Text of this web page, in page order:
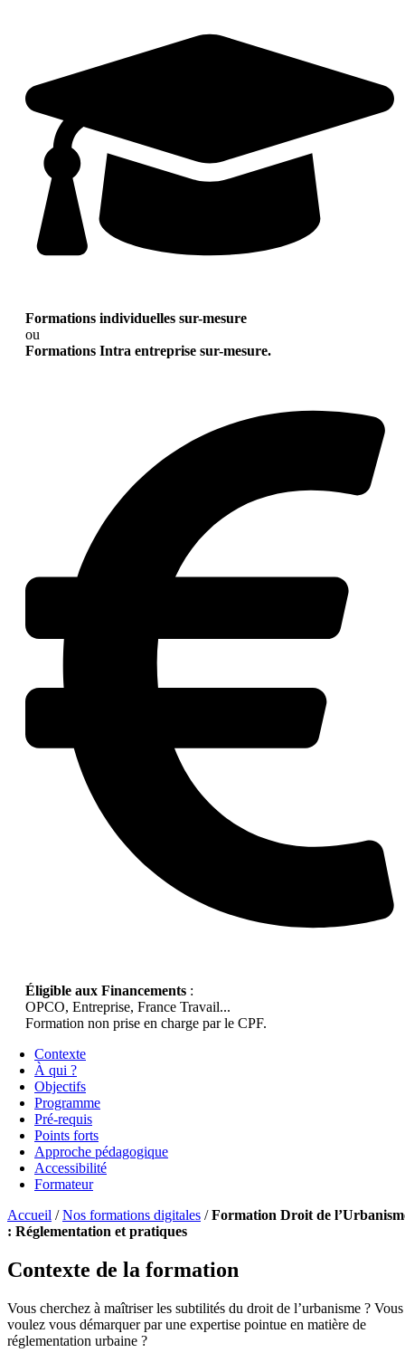
Formations individuelles sur-mesure
ou
Formations Intra entreprise sur-mesure.
Éligible aux Financements :
OPCO, Entreprise, France Travail...
Formation non prise en charge par le CPF.
Contexte
À qui ?
Objectifs
Programme
Pré-requis
Points forts
Approche pédagogique
Accessibilité
Formateur
Accueil /Nos formations digitales /Formation Droit de
: Réglementation et pratiques
Contexte de la formation
Vous cherchez à maîtriser les subtilités du droit de l’urbanisme ? Vous
voulez vous démarquer par une expertise pointue en matière de
réglementation urbaine ?